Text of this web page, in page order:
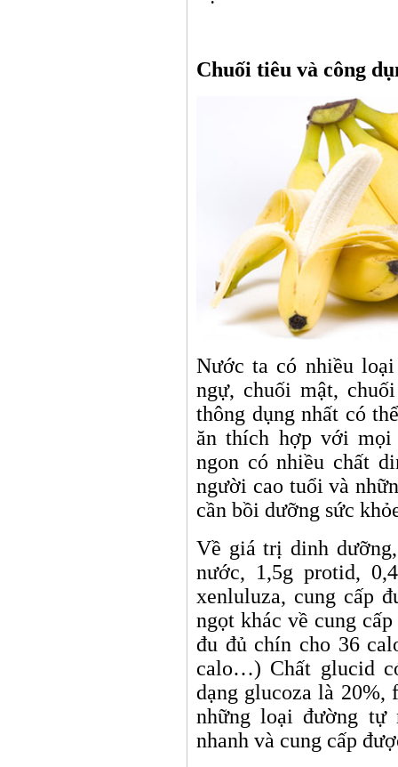
Chuối tiêu và công
Nước ta có nhiều
ngự, chuối mật,
thông dụng nhất có
ăn thích hợp với
ngon có nhiều chất
người cao tuổi và
cần bồi dưỡng sức
Về giá trị dinh
nước, 1,5g protid,
xenluluza, cung cấp
ngọt khác về cung
đu đủ chín cho 36
calo…) Chất glucid
dạng glucoza là 20%,
những loại đường tự
nhanh và cung cấp